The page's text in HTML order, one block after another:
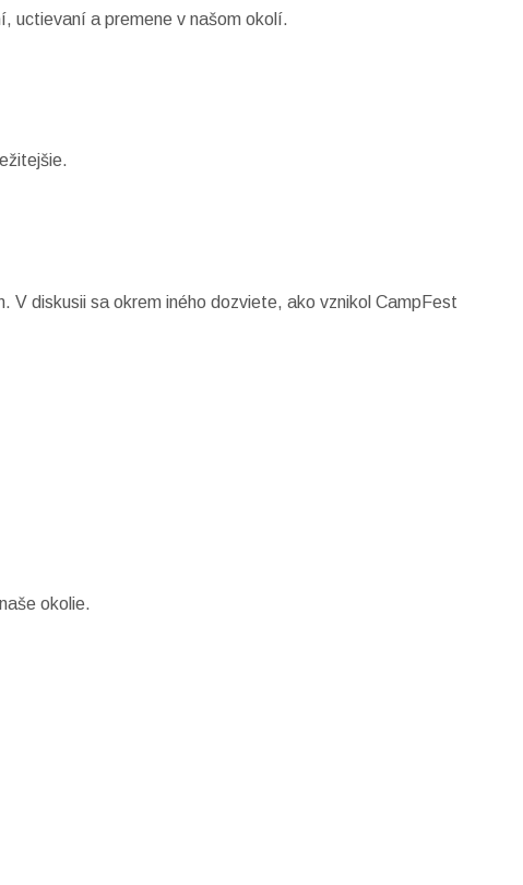
uctievaní a premene v našom okolí.
V diskusii sa okrem iného dozviete, ako vznikol CampFest
okolie.